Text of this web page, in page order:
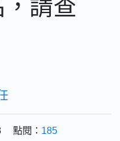
請查
點閱： 185